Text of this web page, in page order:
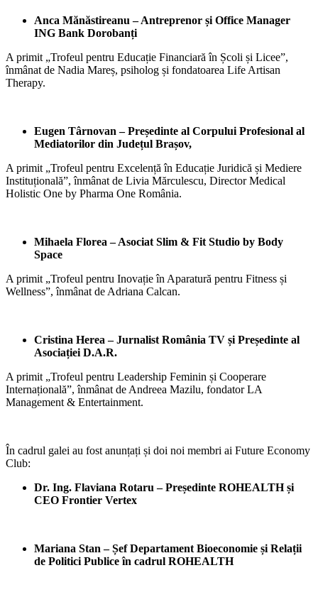
Anca Mănăstireanu –Antreprenor și Office Manager
ING Bank Dorobanți
A primit „Trofeul pentru Educație Financiară în Școli și Licee”,
înmânat de Nadia Mareș, psiholog și fondatoarea Life Artisan
Therapy.
Eugen Târnovan –Președinte al Corpului Profesional al
Mediatorilor din Județul Brașov,
A primit „Trofeul pentru Excelență în Educație Juridică și Mediere
Instituțională”, înmânat de Livia Mărculescu, Director Medical
Holistic One by Pharma One România.
Mihaela Florea – Asociat Slim & Fit Studio by Body
Space
A primit „Trofeul pentru Inovație în Aparatură pentru Fitness și
Wellness”, înmânat de Adriana Calcan.
Cristina Herea –Jurnalist România TV și Președinte al
Asociației D.A.R.
A primit „Trofeul pentru Leadership Feminin și Cooperare
Internațională”, înmânat de Andreea Mazilu, fondator LA
Management & Entertainment.
În cadrul galei au fost anunțați și doi noi membri ai Future Economy
Club:
Dr. Ing. Flaviana Rotaru – Președinte ROHEALTH și
CEO Frontier Vertex
Mariana Stan – Șef Departament Bioeconomie și Relații
de Politici Publice în cadrul ROHEALTH